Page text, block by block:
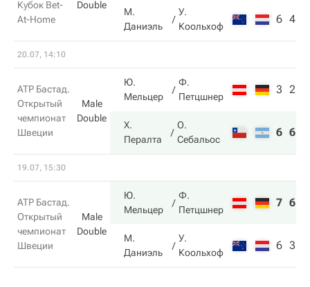
Кубок Bet-
At-Home
Double
М.
Даниэль
У.
Коольхоф
6 4
20.07, 14:10
ATP Бастад.
Открытый
чемпионат
Швеции
Male
Double
Ю.
Мельцер
Ф.
Петцшнер
3 2
Х.
Пералта
О.
Себальос
6 6
19.07, 15:30
ATP Бастад.
Открытый
чемпионат
Швеции
Male
Double
Ю.
Мельцер
Ф.
Петцшнер
7 6
М.
Даниэль
У.
Коольхоф
6 3